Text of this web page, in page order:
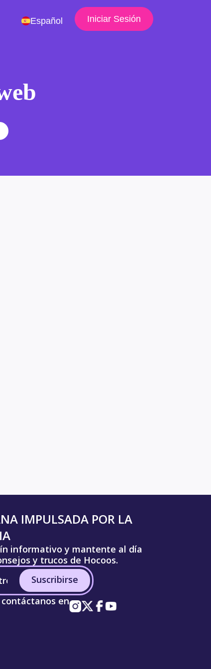
Español Iniciar Sesión
IMPULSADA POR LA
informativo y mantente al día
y trucos de Hocoos.
Suscribirse
en